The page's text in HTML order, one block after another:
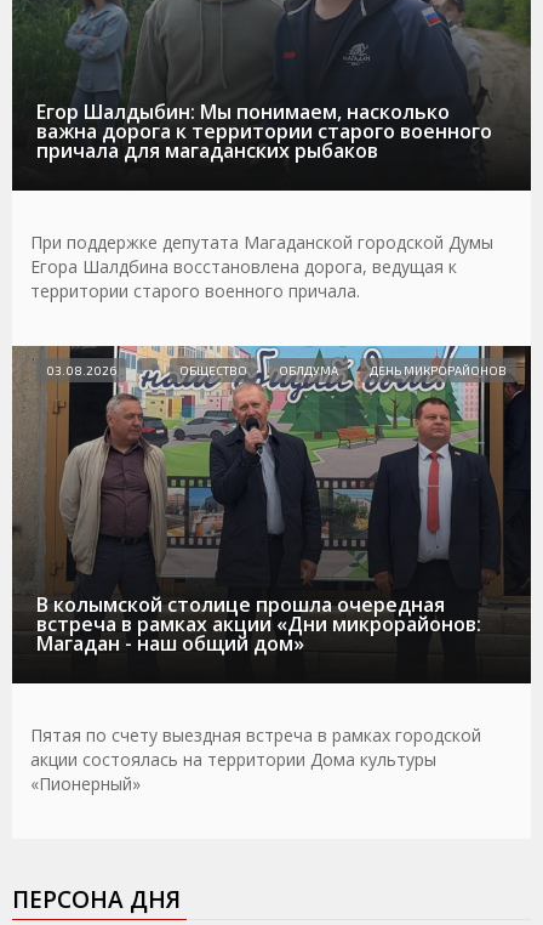
Егор Шалдыбин: Мы понимаем, насколько
важна дорога к территории старого военного
причала для магаданских рыбаков
При поддержке депутата Магаданской городской Думы
Егора Шалдбина восстановлена дорога, ведущая к
территории старого военного причала.
В колымской столице прошла очередная
встреча в рамках акции «Дни микрорайонов:
Магадан - наш общий дом»
03.08.2026 ОБЩЕСТВО ОБЛДУМА ДЕНЬ МИКРОРАЙОНОВ
Пятая по счету выездная встреча в рамках городской
акции состоялась на территории Дома культуры
«Пионерный»
ПЕРСОНА ДНЯ